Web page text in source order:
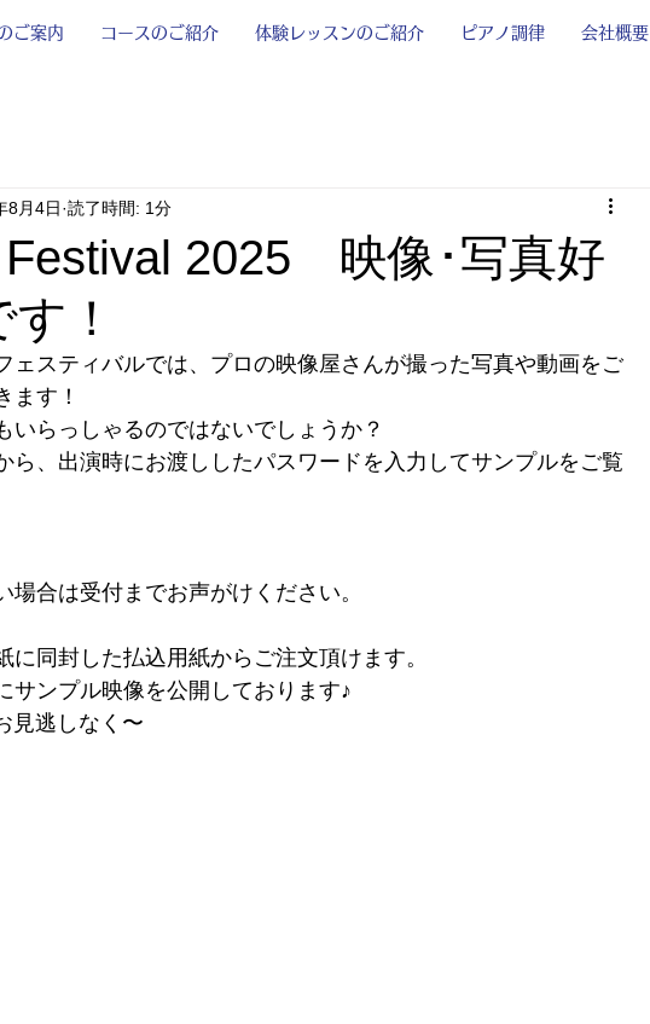
ご案内 コースのご紹介 体験レッスンのご紹介 ピアノ調律 会社概要
Festival 2025 映像･写真好
！
8月4日 読了時間: 1分
ェスティバルでは、プロの映像屋さんが撮った写真や動画をご
ます！
いらっしゃるのではないでしょうか？
ら、出演時にお渡ししたパスワードを入力してサンプルをご覧
場合は受付までお声がけください。
に同封した払込用紙からご注文頂けます。
サンプル映像を公開しております♪
見逃しなく〜